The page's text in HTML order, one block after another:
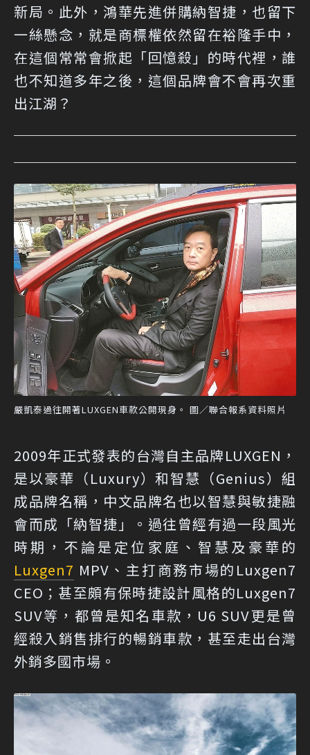
新局。此外，鴻華先進併購納智捷，也留下
一絲懸念，就是商標權依然留在裕隆手中，
在這個常常會掀起「回憶殺」的時代裡，誰
也不知道多年之後，這個品牌會不會再次重
出江湖？
嚴凱泰過往開著LUXGEN車款公開現身。 圖／聯合報系資料照片
2009年正式發表的台灣自主品牌LUXGEN，
是以豪華（Luxury）和智慧（Genius）組
成品牌名稱，中文品牌名也以智慧與敏捷融
會而成「納智捷」。過往曾經有過一段風光
時期，不論是定位家庭、智慧及豪華的
Luxgen7 MPV、主打商務市場的Luxgen7
CEO；甚至頗有保時捷設計風格的Luxgen7
SUV等，都曾是知名車款，U6 SUV更是曾
經殺入銷售排行的暢銷車款，甚至走出台灣
外銷多國市場。